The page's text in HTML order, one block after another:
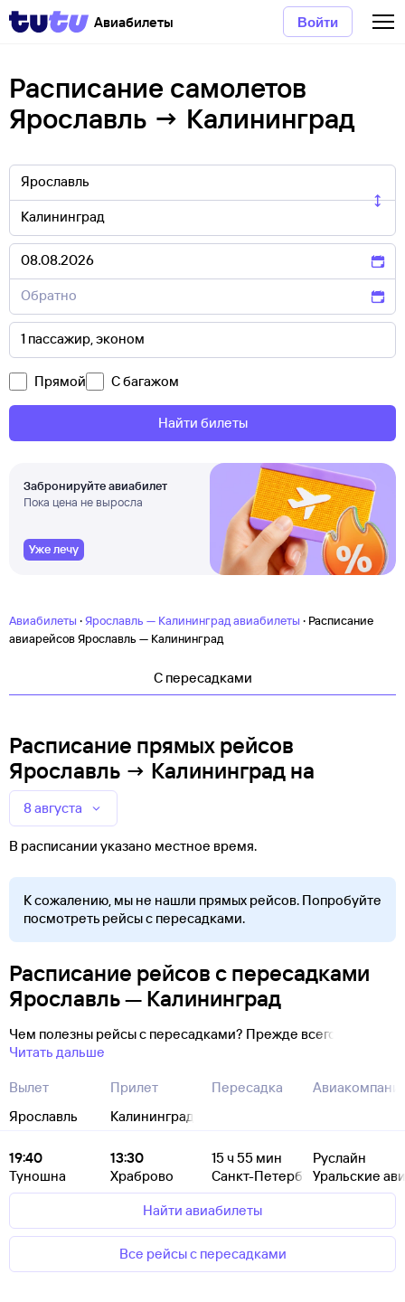
Авиабилеты Войти
Расписание самолетов
Ярославль → Калининград
Прямой С багажом
Найти билеты
Забронируйте авиабилет
Пока цена не выросла
Уже лечу
Авиабилеты ·Ярославль — Калининград авиабилеты · Расписание
авиарейсов Ярославль — Калининград
C пересадками
Расписание прямых рейсов
Ярославль → Калининград на
8 августа
В расписании указано местное время.
К сожалению, мы не нашли прямых рейсов. Попробуйте
посмотреть рейсы с пересадками.
Расписание рейсов с пересадками
Ярославль — Калининград
Чем полезны рейсы с пересадками? Прежде всего
Читать дальше
Вылет
Ярославль
Прилет
Калининград
Пересадка
19:40
Туношна
13:30
Храброво
15ч 55 мин
Санкт-Петербург
Руслайн
Уральские
Найти авиабилеты
Все рейсы с пересадками